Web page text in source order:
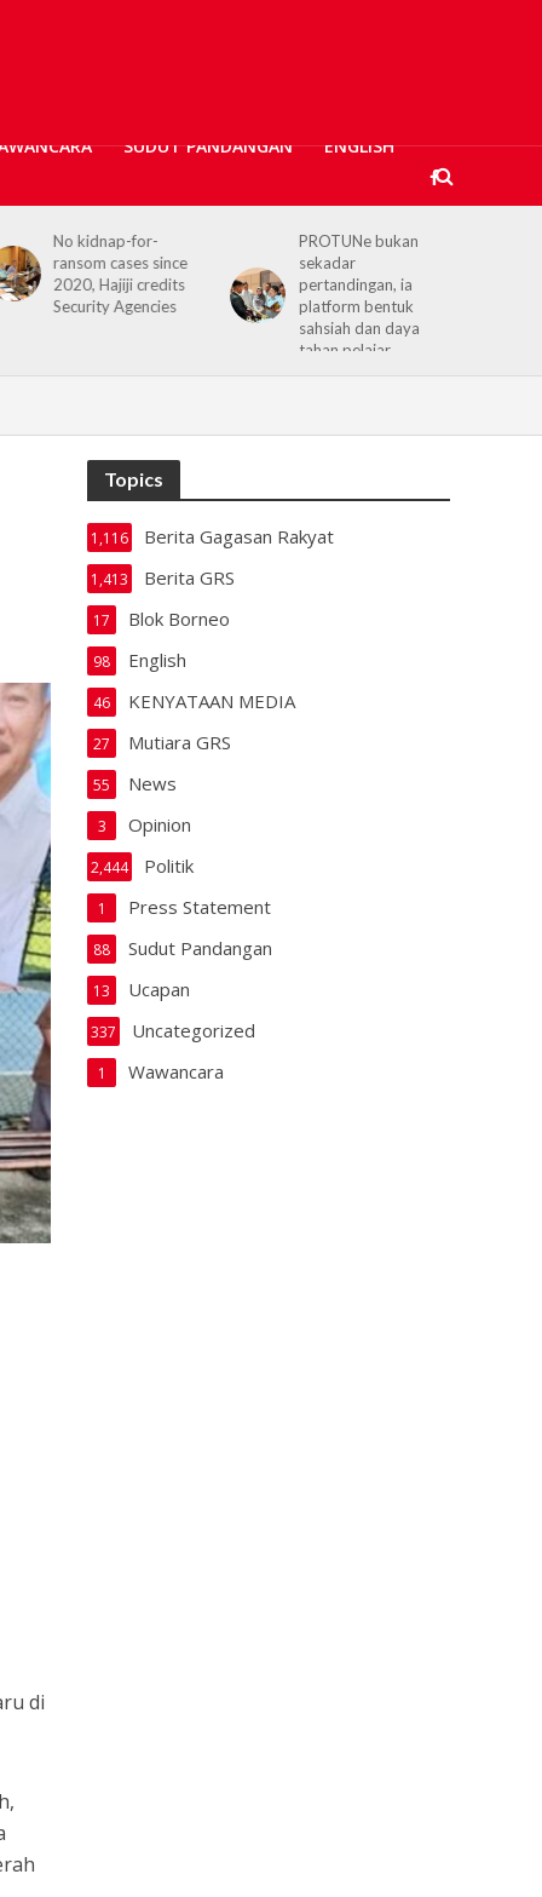
SUDUT PANDANGAN ENGLISH
PROTUNe bukan
sekadar
pertandingan, ia
platform bentuk
Hajiji receives UK High
Commissioner,
reaffirms enduring
Sabah–UK ties
di
Topics
Berita Gagasan Rakyat
1,116
Berita GRS
1,413
Blok Borneo
17
English
98
KENYATAAN MEDIA
46
Mutiara GRS
27
News
55
Opinion
3
Politik
2,444
Press Statement
1
Sudut Pandangan
88
Ucapan
13
Uncategorized
337
Wawancara
1